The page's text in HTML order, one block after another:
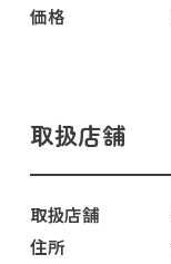
価格
取扱店舗
取扱店舗
住所